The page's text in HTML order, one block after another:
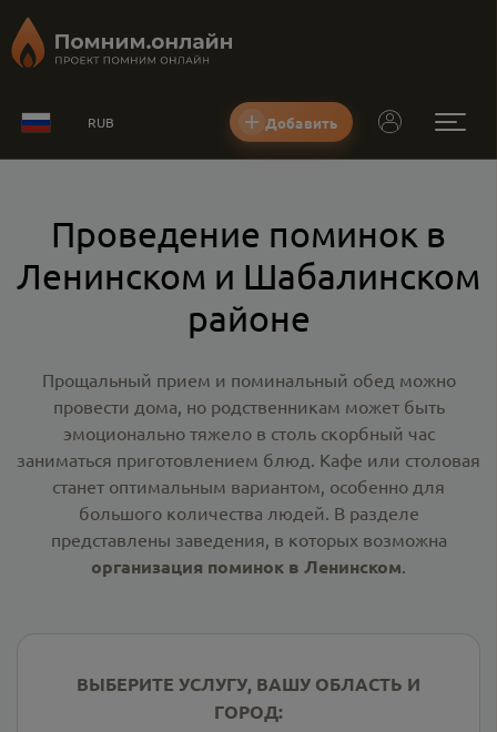
RUB Добавить
Проведение поминок в
Ленинском и Шабалинском
районе
Прощальный прием и поминальный обед можно
провести дома, но родственникам может быть
эмоционально тяжело в столь скорбный час
заниматься приготовлением блюд. Кафе или столовая
станет оптимальным вариантом, особенно для
большого количества людей. В разделе
представлены заведения, в которых возможна
организация поминок в Ленинском.
ВЫБЕРИТЕ УСЛУГУ, ВАШУ ОБЛАСТЬ И
ГОРОД: